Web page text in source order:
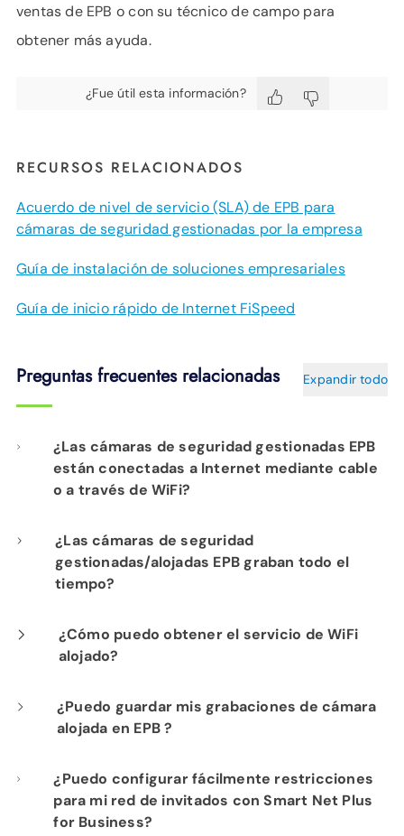
ventas de EPB o con su técnico de campo para
obtener más ayuda.
¿Fue útil esta información?
RECURSOS RELACIONADOS
Acuerdo de nivel de servicio (SLA) de EPB para
cámaras de seguridad gestionadas por la empresa
Guía de instalación de soluciones empresariales
Guía de inicio rápido de Internet FiSpeed
Preguntas frecuentes relacionadas Expandir todo
¿Las cámaras de seguridad gestionadas EPB
están conectadas a Internet mediante cable
o a través de WiFi?
Nuestra instalación profesional incluye el
cableado de cada cámara a su
infraestructura de red de fibra para un
¿Las cámaras de seguridad
gestionadas/alojadas EPB graban todo el
tiempo?
Sí. Los productos de seguridad gestionada y
cámaras alojadas de EPB proporcionan
su negocio para su tranquilidad.
¿Cómo puedo obtener el servicio de WiFi
alojado?
Si ya es cliente de Internet de Fi-Speed, con
gusto le mostraremos las ventajas de
Comuníquese con nuestro departamento de
ventas al423-648-1500
¿Puedo guardar mis grabaciones de cámara
alojada en EPB ?
Sí. Todas las grabaciones se pueden
descargar y guardar en un disco local o en
¿Puedo configurar fácilmente restricciones
para mi red de invitados con Smart Net Plus
for Business?